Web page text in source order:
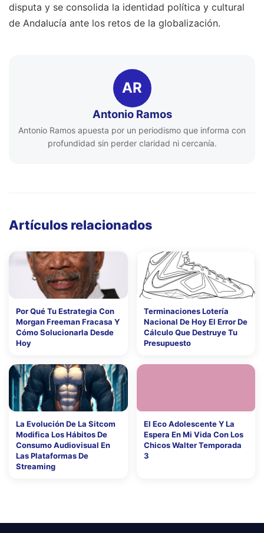
disputa y se consolida la identidad política y cultural
de Andalucía ante los retos de la globalización.
AR
Antonio Ramos
Antonio Ramos apuesta por un periodismo que informa con
profundidad sin perder claridad ni cercanía.
Artículos relacionados
Por Qué Tu Estrategia Con
Morgan Freeman Fracasa Y
Cómo Solucionarla Desde
Hoy
Terminaciones Lotería
Nacional De Hoy El Error De
Cálculo Que Destruye Tu
Presupuesto
La Evolución De La Sitcom
Modifica Los Hábitos De
Consumo Audiovisual En
Las Plataformas De
Streaming
El Eco Adolescente Y La
Espera En Mi Vida Con Los
Chicos Walter Temporada
3